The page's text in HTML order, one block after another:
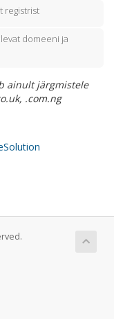
registrist
domeeni ja
ainult järgmistele
.com.ng